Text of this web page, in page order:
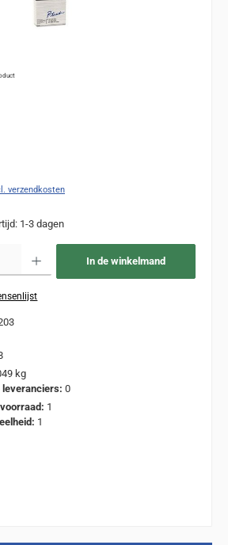
verzendkosten
1-3 dagen
In de winkelmand
kg
leveranciers: 0
1
1